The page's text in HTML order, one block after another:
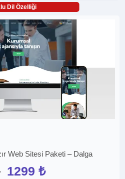
Dil Özelliği
Web Sitesi Paketi – Dalga
1299 ₺